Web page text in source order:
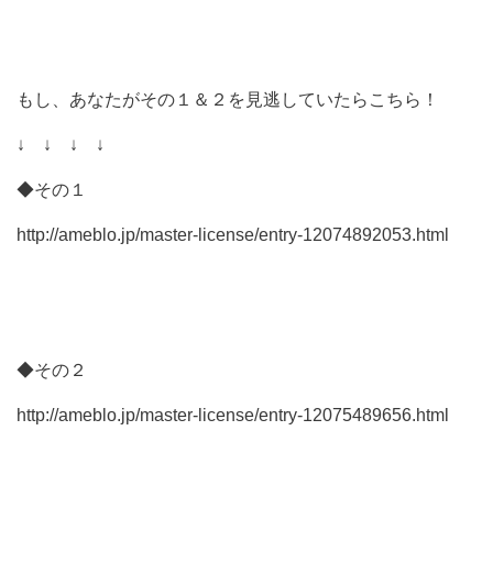
もし、あなたがその１＆２を見逃していたらこちら！
↓ ↓ ↓ ↓
◆その１
http://ameblo.jp/master-license/entry-12074892053.html
◆その２
http://ameblo.jp/master-license/entry-12075489656.html